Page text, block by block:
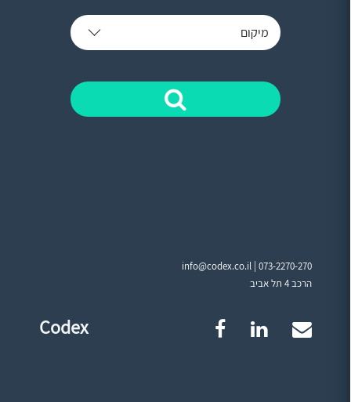
מיקום
info@codex.co.il |073-2270-270
הרכב 4 תל אביב
Codex